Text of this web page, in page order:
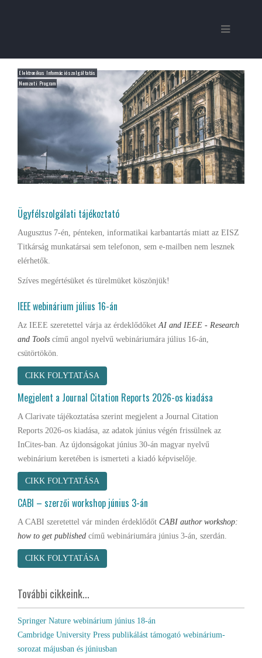
Elektronikus Információszolgáltatás
Nemzeti Program
Ügyfélszolgálati tájékoztató
Augusztus 7-én, pénteken, informatikai karbantartás miatt az EISZ
Titkárság munkatársai sem telefonon, sem e-mailben nem lesznek
elérhetők.
Szíves megértésüket és türelmüket köszönjük!
IEEE webinárium július 16-án
Az IEEE szeretettel várja az érdeklődőketAI and IEEE - Research
and Tools című angol nyelvű webináriumára július 16-án,
csütörtökön.
CIKK FOLYTATÁSA
Megjelent a Journal Citation Reports 2026-os kiadása
A Clarivate tájékoztatása szerint megjelent a Journal Citation
Reports 2026-os kiadása, az adatok június végén frissülnek az
InCites-ban. Az újdonságokat június 30-án magyar nyelvű
webinárium keretében is ismerteti a kiadó képviselője.
CIKK FOLYTATÁSA
CABI – szerzői workshop június 3-án
A CABI szeretettel vár minden érdeklődőt CABI author workshop:
how to get published című webináriumára június 3-án, szerdán.
CIKK FOLYTATÁSA
További cikkeink...
Springer Nature webinárium június 18-án
Cambridge University Press publikálást támogató webinárium-
sorozat májusban és júniusban